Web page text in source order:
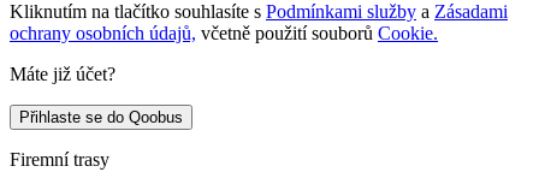
Kliknutím na tlačítko souhlasíte s Podmínkami služby a Zásadami
ochrany osobních údajů, včetně použití souborů Cookie.
Máte již účet?
Přihlaste se do Qoobus
Firemní trasy